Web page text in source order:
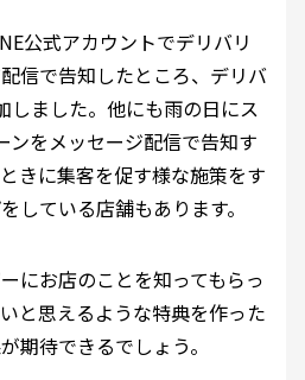
公式アカウントでデリバリ
信で告知したところ、デリバ
しました。他にも雨の日にス
ンをメッセージ配信で告知す
きに集客を促す様な施策をす
している店舗もあります。
にお店のことを知ってもらっ
と思えるような特典を作った
期待できるでしょう。